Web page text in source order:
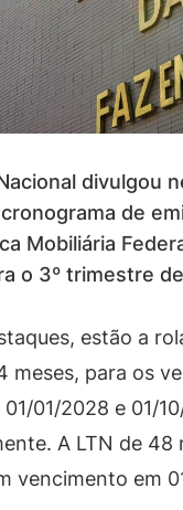
divulgou
de
Mobiliária
o 3º trimestre
estão a
meses, para os
01/2028 e 01/
A LTN de 48
vencimento em